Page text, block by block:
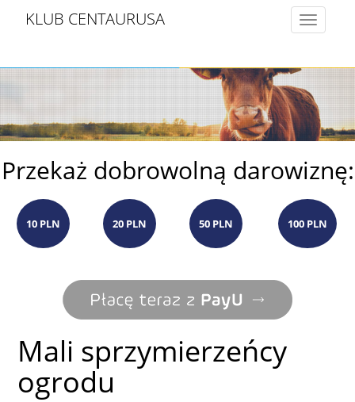
KLUB CENTAURUSA
Toggle
Przekaż dobrowolną darowiznę:
10 PLN 20 PLN 50 PLN 100 PLN
Mali sprzymierzeńcy
ogrodu